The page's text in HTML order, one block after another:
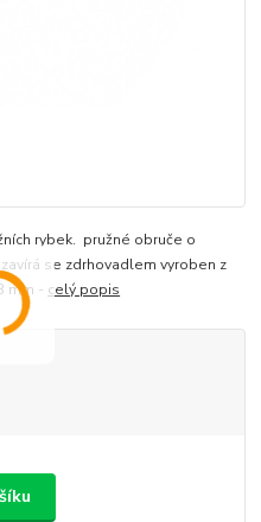
rybek. pružné obruče o
se zdrhovadlem vyroben z
mm - celý popis